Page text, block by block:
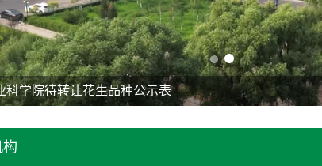
科学院待转让花生品种公示表